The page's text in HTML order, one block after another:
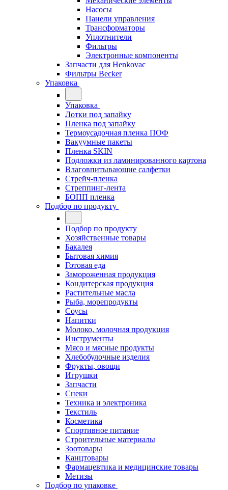
Насосы
Панели управления
Трансформаторы
Уплотнители
Фильтры
Электронные компоненты
Запчасти для Henkovac
Фильтры Becker
Упаковка
Упаковка
Лотки под запайку
Пленка под запайку
Термоусадочная пленка ПОФ
Вакуумные пакеты
Пленка SKIN
Подложки из ламинированного картона
Влаговпитывающие салфетки
Стрейч-пленка
Стреппинг-лента
БОПП пленка
Подбор по продукту
Подбор по продукту
Хозяйственные товары
Бакалея
Бытовая химия
Готовая еда
Замороженная продукция
Кондитерская продукция
Растительные масла
Рыба, морепродукты
Соусы
Напитки
Молоко, молочная продукция
Инструменты
Мясо и мясные продукты
Хлебобулочные изделия
Фрукты, овощи
Игрушки
Запчасти
Снеки
Техника и электроника
Текстиль
Косметика
Спортивное питание
Строительные материалы
Зоотовары
Канцтовары
Фармацевтика и медицинские товары
Метизы
Подбор по упаковке